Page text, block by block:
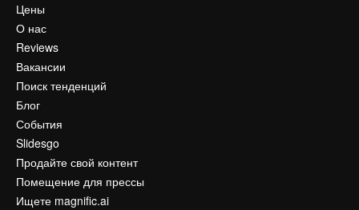
Цены
О нас
Reviews
Вакансии
Поиск тенденций
Блог
События
Slidesgo
Продайте свой контент
Помещение для прессы
Ищете magnific.ai